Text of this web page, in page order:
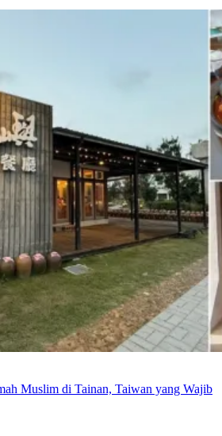
Muslim di Tainan, Taiwan yang Wajib